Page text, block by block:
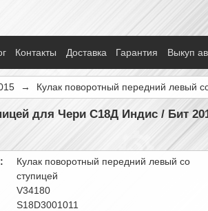
Контакты Доставка Гарантия Выкуп
→ Кулак поворотный передний левый
для Чери С18Д Индис / Бит
Кулак поворотный передний левый со
ступицей
V34180
S18D3001011